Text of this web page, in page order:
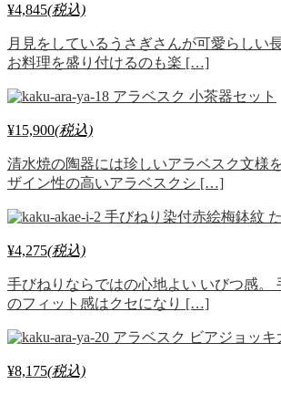
¥4,845(税込)
月見をしているうさぎさんが可愛らしい
お料理を盛り付けるのも楽 […]
アラベスク 小茶器セット
¥15,900(税込)
清水焼の陶器には珍しいアラベスク文様
ザイン性の高いアラベスクシ […]
手びねり染付赤絵梅鉢紋
¥4,275(税込)
手びねりならではの心地よい いびつ感。
のフィット感はクセになり […]
アラベスク ビアジョッキ
¥8,175(税込)